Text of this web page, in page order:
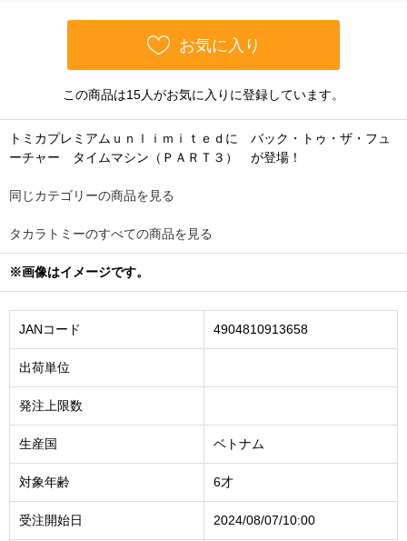
お気に入り
この商品は15人がお気に入りに登録しています。
トミカプレミアムｕｎｌｉｍｉｔｅｄに バック・トゥ・ザ・フュ
ーチャー タイムマシン（ＰＡＲＴ３） が登場！
同じカテゴリーの商品を見る
タカラトミーのすべての商品を見る
※画像はイメージです。
JANコード 4904810913658
出荷単位
発注上限数
生産国 ベトナム
対象年齢 6才
受注開始日 2024/08/07/10:00